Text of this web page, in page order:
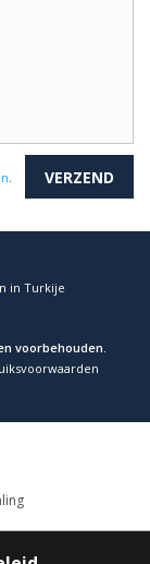
in Turkije
voorbehouden.